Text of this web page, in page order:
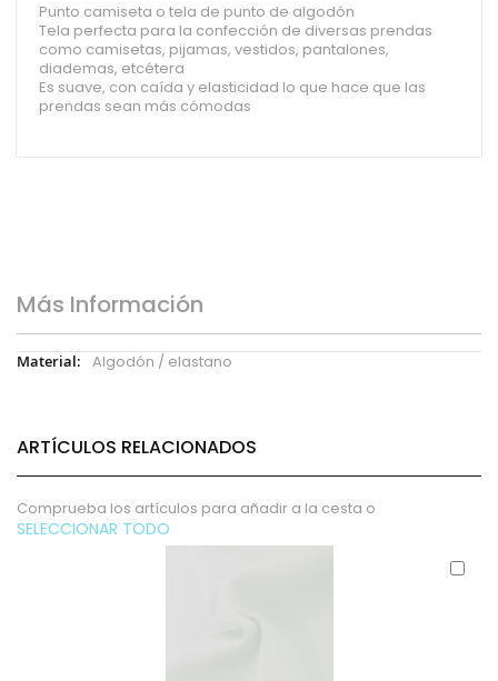
Punto camiseta o tela de punto de algodón
Tela perfecta para la confección de diversas prendas
como camisetas, pijamas, vestidos, pantalones,
diademas, etcétera
Es suave, con caída y elasticidad lo que hace que las
prendas sean más cómodas
Más Información
Más
Algodón / elastano
ARTÍCULOS RELACIONADOS
Comprueba los artículos para añadir a la cesta o
SELECCIONAR TODO